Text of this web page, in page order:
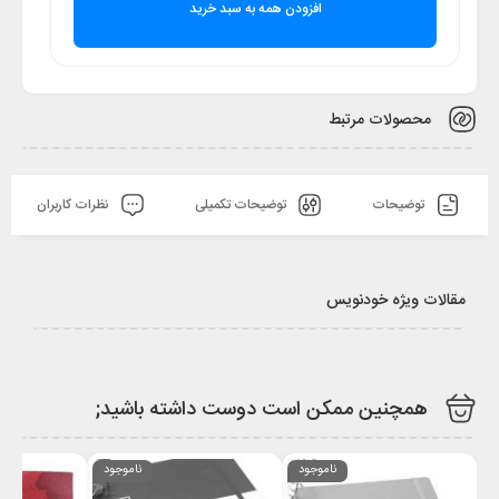
افزودن همه به سبد خرید
محصولات مرتبط
توضیحات توضیحات تکمیلی نظرات کاربران
مقالات ویژه خودنویس
همچنین ممکن است دوست داشته باشید;
ناموجود ناموجود